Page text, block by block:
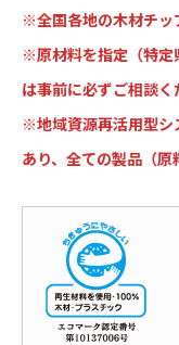
※全国各地の木材チッ
※原材料を指定（特定
は事前に必ずご相談く
※地域資源再活用型シ
あり、全ての製品（原